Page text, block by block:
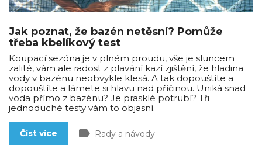
Jak poznat, že bazén netěsní? Pomůže
třeba kbelíkový test
Koupací sezóna je v plném proudu, vše je sluncem
zalité, vám ale radost z plavání kazí zjištění, že hladina
vody v bazénu neobvykle klesá. A tak dopouštíte a
dopouštíte a lámete si hlavu nad příčinou. Uniká snad
voda přímo z bazénu? Je prasklé potrubí? Tři
jednoduché testy vám to objasní.
Číst více label Rady a návody